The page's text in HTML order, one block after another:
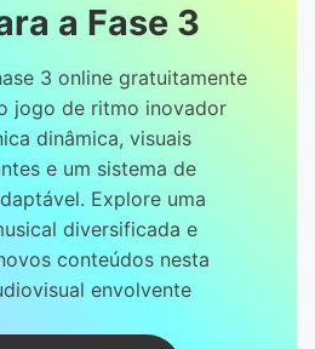
a Fase 3
3 online gratuitamente
jogo de ritmo inovador
dinâmica, visuais
e um sistema de
Explore uma
diversificada e
conteúdos nesta
envolvente